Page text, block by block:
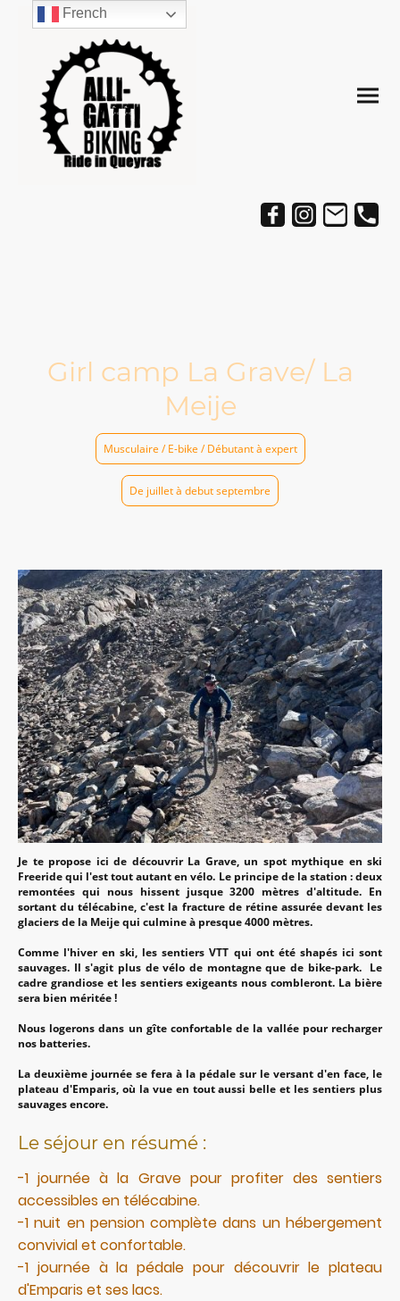
Girl camp La Grave/ La
Meije
Musculaire / E-bike / Débutant à expert
De juillet à debut septembre
Je te propose ici de découvrir La Grave, un spot mythique en ski
Freeride qui l'est tout autant en vélo. Le principe de la station : deux
remontées qui nous hissent jusque 3200 mètres d'altitude. En
sortant du télécabine, c'est la fracture de rétine assurée devant les
glaciers de la Meije qui culmine à presque 4000 mètres.
Comme l'hiver en ski, les sentiers VTT qui ont été shapés ici sont
sauvages. Il s'agit plus de vélo de montagne que de bike-park. Le
cadre grandiose et les sentiers exigeants nous combleront. La bière
sera bien méritée !
Nous logerons dans un gîte confortable de la vallée pour recharger
nos batteries.
La deuxième journée se fera à la pédale sur le versant d'en face, le
plateau d'Emparis, où la vue en tout aussi belle et les sentiers plus
sauvages encore.
Le séjour en résumé :
-1 journée à la Grave pour profiter des sentiers
accessibles en télécabine.
-1 nuit en pension complète dans un hébergement
convivial et confortable.
-1 journée à la pédale pour découvrir le plateau
d'Emparis et ses lacs.
French